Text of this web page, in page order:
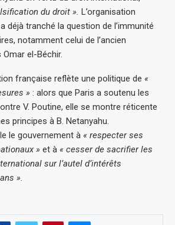
du droit ». L’organisation
déjà tranché la question de l’immunité
notamment celui de l’ancien
el-Béchir.
française reflète une politique de «
» : alors que Paris a soutenu les
V. Poutine, elle se montre réticente
principes à B. Netanyahu.
le gouvernement à « respecter ses
» et à « cesser de sacrifier les
sur l’autel d’intérêts
».